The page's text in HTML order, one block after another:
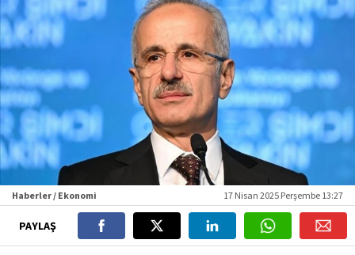
Haberler / Ekonomi 17 Nisan 2025 Perşembe 13:27
PAYLAŞ